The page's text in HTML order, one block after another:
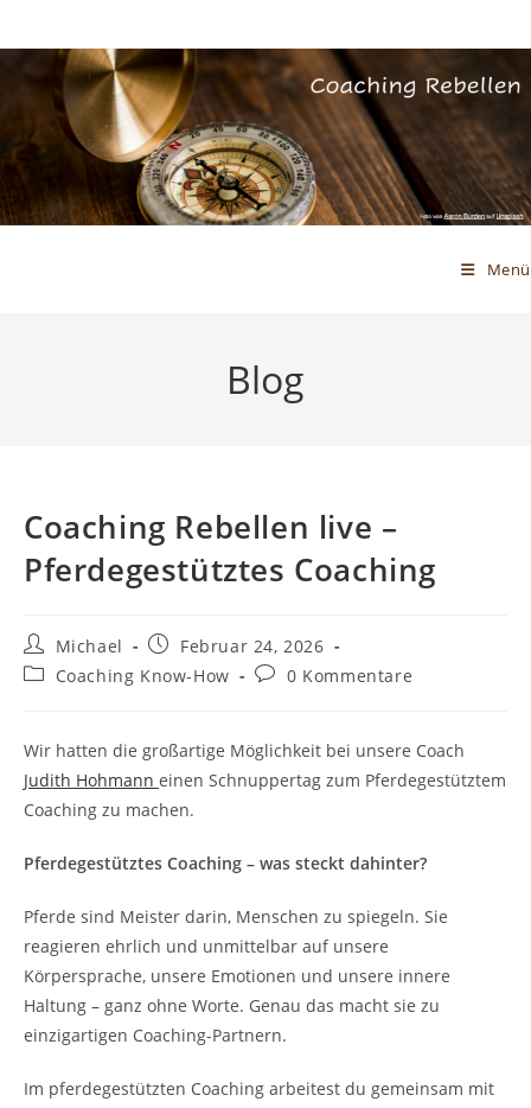
Inhalt
springen
Menü
Blog
Coaching Rebellen live –
Pferdegestütztes Coaching
Beitrags-
Autor:
Michael
Beitrag
veröffentlicht:
Februar 24, 2026
Beitrags-
Coaching Know-How
Beitrags-
0 Kommentare
Wir hatten die großartige Möglichkeit bei unsere Coach
Judith Hohmann einen Schnuppertag zum Pferdegestütztem
Coaching zu machen.
Pferdegestütztes Coaching – was steckt dahinter?
Pferde sind Meister darin, Menschen zu spiegeln. Sie
reagieren ehrlich und unmittelbar auf unsere
Körpersprache, unsere Emotionen und unsere innere
Haltung – ganz ohne Worte. Genau das macht sie zu
einzigartigen Coaching-Partnern.
Im pferdegestützten Coaching arbeitest du gemeinsam mit